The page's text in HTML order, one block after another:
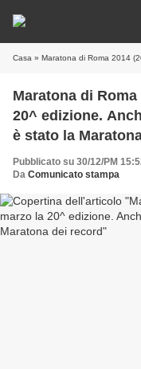
Casa » Maratona di Roma 2014 (20^ ed.). Il 23
Maratona di
20^ edizione.
è stato la
Pubblicato su 30/12/PM
Da Comunicato stampa